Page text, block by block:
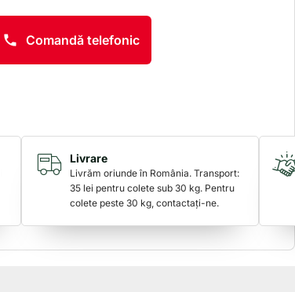
Comandă telefonic
Livrare
Livrăm oriunde în România. Transport:
35 lei pentru colete sub 30 kg. Pentru
colete peste 30 kg, contactați-ne.